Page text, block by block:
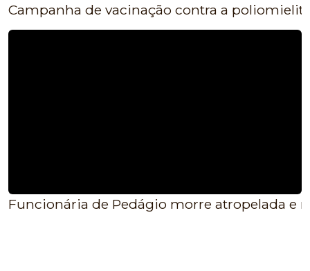
Campanha de vacinação contra a
Funcionária de Pedágio morre atropelada e